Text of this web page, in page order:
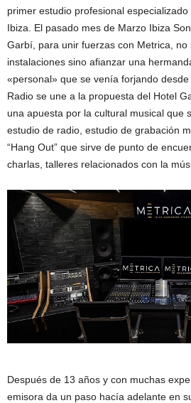
primer estudio profesional
Ibiza. El pasado mes de Marzo Ibiza
Garbí, para unir fuerzas con Metrica,
instalaciones sino afianzar una
«personal» que se venía forjando
Radio se une a la propuesta del Hotel
una apuesta por la cultural musical que
estudio de radio, estudio de grabación
“Hang Out” que sirve de punto de
charlas, talleres relacionados con la
Después de 13 años y con muchas
emisora da un paso hacía adelante en